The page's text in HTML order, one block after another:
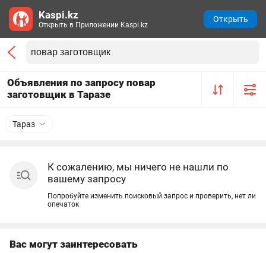
Объявления по запросу повар
заготовщик в Таразе
Тараз
К сожалению, мы ничего не нашли по
вашему запросу
Попробуйте изменить поисковый запрос и проверить, нет ли
опечаток
Вас могут заинтересовать
Kaspi.kz
Открыть в Приложении Kaspi.kz
Открыть